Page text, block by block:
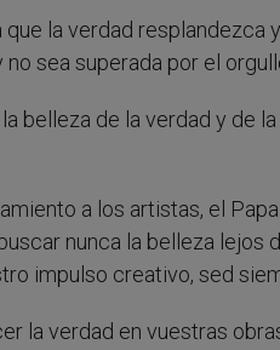
que la verdad
no sea superada por el
belleza de la verdad y de
a los artistas, el
nunca la belleza lejos
impulso creativo, sed
la verdad en vuestras